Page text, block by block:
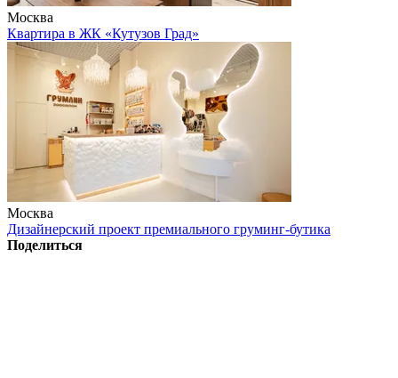
Москва
Квартира в ЖК «Кутузов Град»
Москва
Дизайнерский проект премиального груминг-бутика
Поделиться